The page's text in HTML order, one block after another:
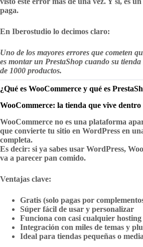
paga.
En Iberostudio lo decimos claro:
Uno de los mayores errores que cometen
es montar un PrestaShop cuando su
de 1000 productos.
¿Qué es WooCommerce y qué es
WooCommerce: la tienda que vive dentro
WooCommerce no es una plataforma
que convierte tu sitio en WordPress en
completa.
Es decir: si ya sabes usar WordPress,
va a parecer pan comido.
Ventajas clave:
Gratis (solo pagas por
Súper fácil de usar y personalizar
Funciona con casi cualquier hosting
Integración con miles de temas y
Ideal para tiendas pequeñas o